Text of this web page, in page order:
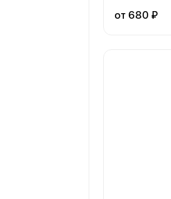
от 680 ₽